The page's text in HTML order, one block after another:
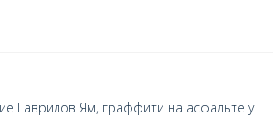
Гаврилов Ям, граффити на асфальте у